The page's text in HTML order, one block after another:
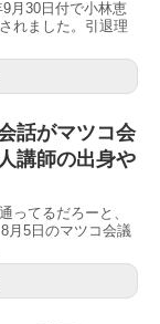
月30日付で小林恵
れました。引退理
話がマツコ会
講師の出身や
ってるだろーと、
月5日のマツコ会議